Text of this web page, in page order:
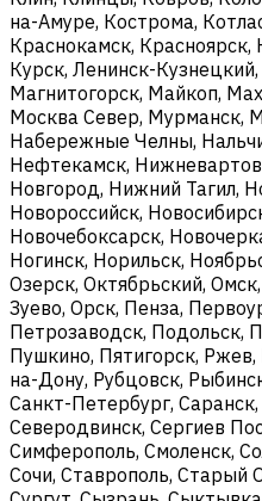
на-Амуре, Кострома,
Краснокамск, Красноярск,
Курск, Ленинск-
Магнитогорск, Майкоп,
Москва Север, Мурманск,
Набережные Челны,
Нефтекамск,
Новгород, Нижний Тагил,
Новороссийск,
Новочебоксарск,
Ногинск, Норильск,
Озерск, Октябрьский,
Зуево, Орск, Пенза,
Петрозаводск, Подольск,
Пушкино, Пятигорск, Ржев,
на-Дону, Рубцовск,
Санкт-Петербург,
Северодвинск, Сергиев
Симферополь, Смоленск,
Сочи, Ставрополь, Старый